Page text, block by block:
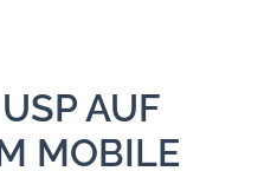
AUF
MOBILE